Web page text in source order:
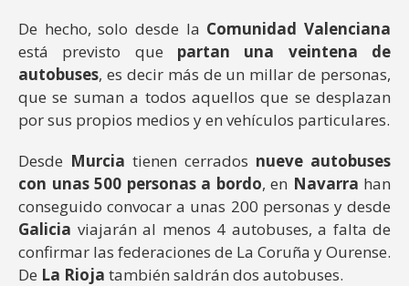
De hecho, solo desde la Comunidad Valenciana
está previsto que partan una veintena de
autobuses, es decir más de un millar de personas,
que se suman a todos aquellos que se desplazan
por sus propios medios y en vehículos particulares.
Desde Murcia tienen cerrados nueve autobuses
con unas 500 personas a bordo, en Navarra han
conseguido convocar a unas 200 personas y desde
Galicia viajarán al menos 4 autobuses, a falta de
confirmar las federaciones de La Coruña y Ourense.
De La Rioja también saldrán dos autobuses.